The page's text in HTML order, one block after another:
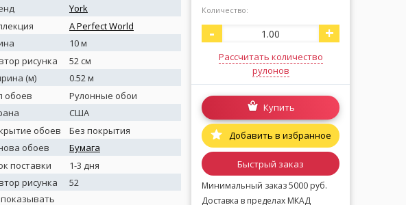
York
A Perfect World
10 м
рисунка
52 см
(м)
0.52 м
обоев
Рулонные обои
США
обоев
Без покрытия
обоев
Бумага
поставки
1-3 дня
рисунка
52
Количество:
- +
Рассчитать количество
рулонов
Купить
Добавить в избранное
Быстрый заказ
Минимальный заказ 5000 руб.
Доставка в пределах МКАД